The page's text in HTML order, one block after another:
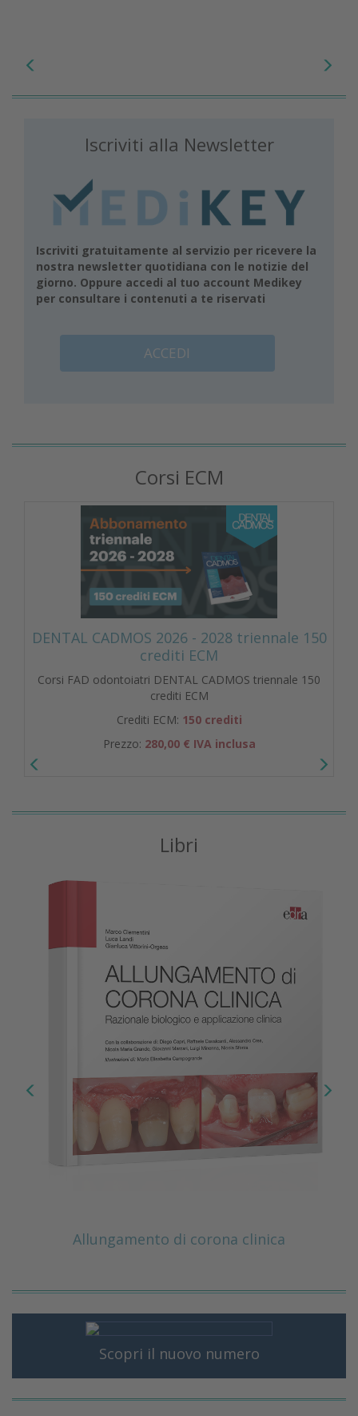
Iscriviti alla Newsletter
Iscriviti gratuitamente al servizio per ricevere la
nostra newsletter quotidiana con le notizie del
giorno. Oppure accedi al tuo account Medikey
per consultare i contenuti a te riservati
ACCEDI
Corsi ECM
DENTAL CADMOS 2026 - 2028 triennale 150
crediti ECM
Corsi FAD odontoiatri DENTAL CADMOS triennale 150
crediti ECM
Crediti ECM: 150 crediti
Prezzo: 280,00 € IVA inclusa
Libri
Allungamento di corona clinica
Scopri il nuovo numero